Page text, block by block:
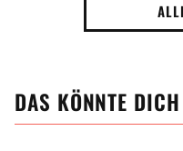
DAS KÖNNTE